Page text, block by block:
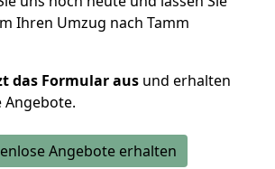
Ihren Umzug nach Tamm
das Formular aus und erhalten
Angebote.
Angebote erhalten